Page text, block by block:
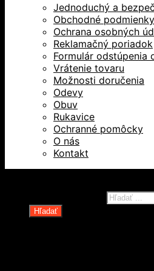
Jednoduchý a
Obchodné podmienky
Ochrana osobných
Reklamačný poriadok
Formulár odstúpenia
Vrátenie tovaru
Možnosti doručenia
Odevy
Obuv
Rukavice
Ochranné pomôcky
O nás
Kontakt
Hľadať